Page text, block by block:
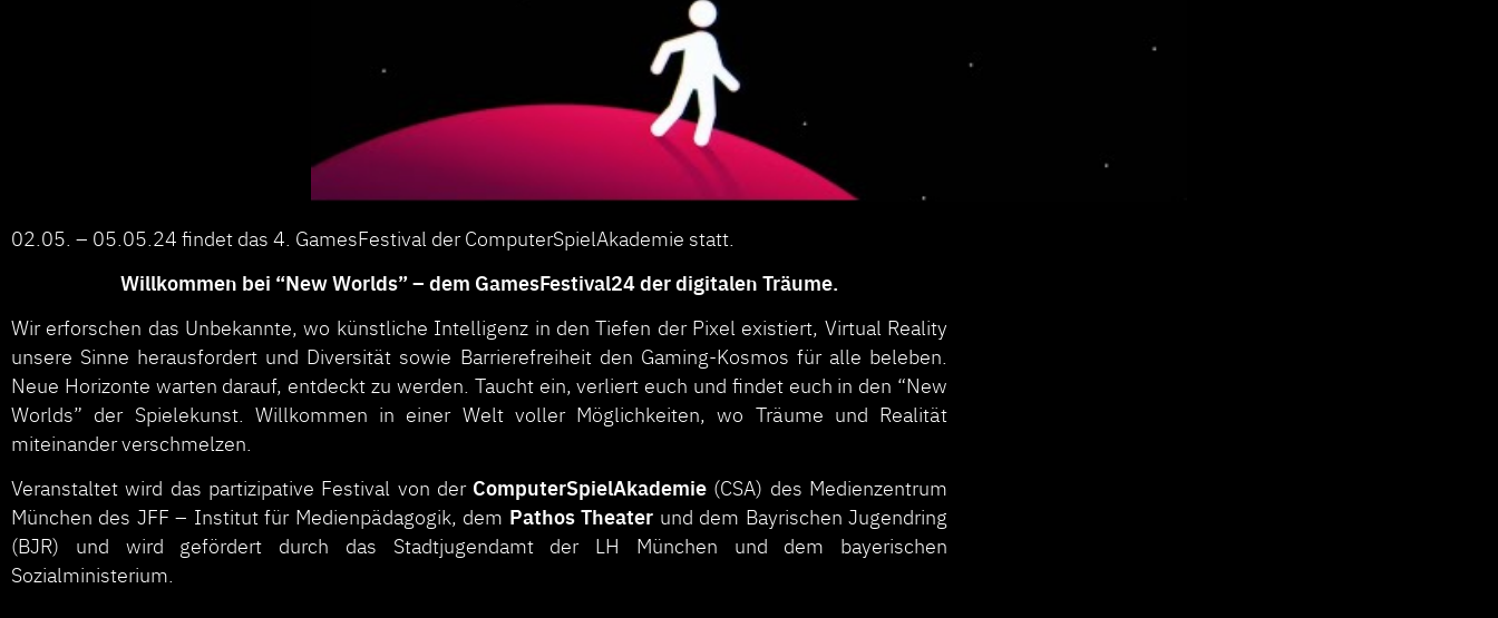
02.05. – 05.05.24 findet das 4. GamesFestival der ComputerSpielAkademie statt.
Willkommen bei “New Worlds” – dem GamesFestival24 der digitalen Träume.
Wir erforschen das Unbekannte, wo künstliche Intelligenz in den Tiefen der Pixel existiert, Virtual Reality
unsere Sinne herausfordert und Diversität sowie Barrierefreiheit den Gaming-Kosmos für alle beleben.
Neue Horizonte warten darauf, entdeckt zu werden. Taucht ein, verliert euch und findet euch in den “New
Worlds” der Spielekunst. Willkommen in einer Welt voller Möglichkeiten, wo Träume und Realität
miteinander verschmelzen.
Veranstaltet wird das partizipative Festival von der ComputerSpielAkademie (CSA) des Medienzentrum
München des JFF – Institut für Medienpädagogik, dem Pathos Theater und dem Bayrischen Jugendring
(BJR) und wird gefördert durch das Stadtjugendamt der LH München und dem bayerischen
Sozialministerium.